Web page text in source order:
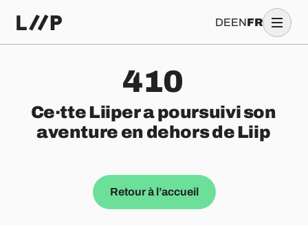
DEENFR
410
Ce·tte Liiper a poursuivi son
aventure en dehors de Liip
Retour à l’accueil